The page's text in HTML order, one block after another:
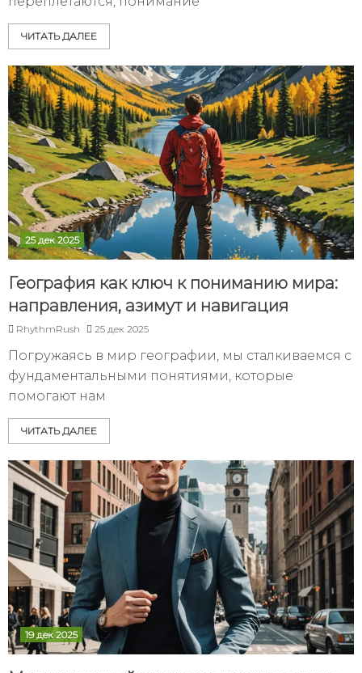
ЧИТАТЬ ДАЛЕЕ
25 дек 2025
География как ключ к пониманию мира:
направления, азимут и навигация
RhythmRush 25 дек 2025
Погружаясь в мир географии, мы сталкиваемся с
фундаментальными понятиями, которые
помогают нам
ЧИТАТЬ ДАЛЕЕ
19 дек 2025